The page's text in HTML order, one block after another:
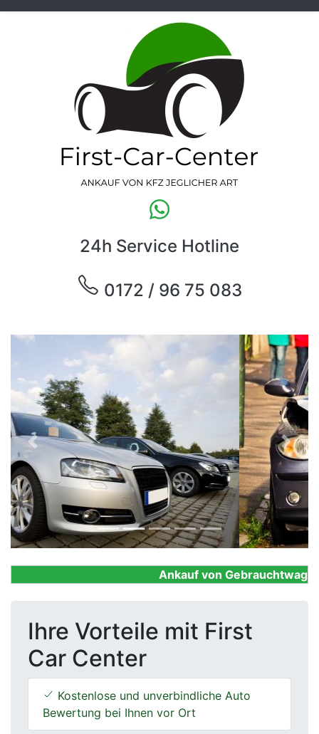
24h Service Hotline
0172 / 96 75 083
Previous Next
Ankauf von
Ihre Vorteile mit First
Car Center
Kostenlose und unverbindliche Auto
Bewertung bei Ihnen vor Ort